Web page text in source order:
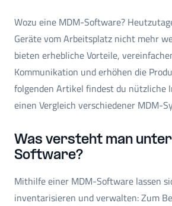
Wozu eine MDM-Software?
Geräte vom Arbeitsplatz nicht mehr
bieten erhebliche Vorteile,
Kommunikation und erhöhen die
folgenden Artikel findest du nützliche
einen Vergleich verschiedener MDM-
Was versteht man
Software?
Mithilfe einer MDM-Software lassen
inventarisieren und verwalten: Zum